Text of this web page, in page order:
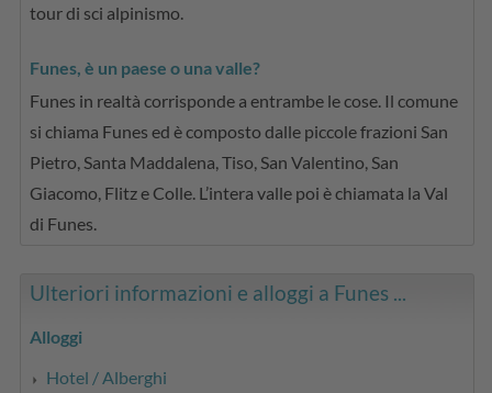
tour di sci alpinismo.
Funes, è un paese o una valle?
Funes in realtà corrisponde a entrambe le cose. Il comune
si chiama Funes ed è composto dalle piccole frazioni San
Pietro, Santa Maddalena, Tiso, San Valentino, San
Giacomo, Flitz e Colle. L’intera valle poi è chiamata la Val
di Funes.
Ulteriori informazioni e alloggi a Funes ...
Alloggi
Hotel / Alberghi